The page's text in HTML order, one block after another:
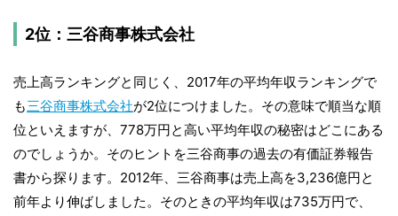
2位：三谷商事株式会社
売上高ランキングと同じく、2017年の平均年収ランキングで
も三谷商事株式会社が2位につけました。その意味で順当な順
位といえますが、778万円と高い平均年収の秘密はどこにある
のでしょうか。そのヒントを三谷商事の過去の有価証券報告
書から探ります。2012年、三谷商事は売上高を3,236億円と
前年より伸ばしました。そのときの平均年収は735万円で、